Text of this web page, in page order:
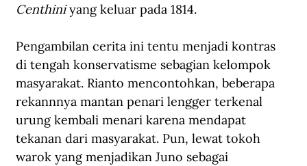
Centhini yang keluar pada 1814.
Pengambilan cerita ini tentu menjadi kontras
di tengah konservatisme sebagian kelompok
masyarakat. Rianto mencontohkan, beberapa
rekannnya mantan penari lengger terkenal
urung kembali menari karena mendapat
tekanan dari masyarakat. Pun, lewat tokoh
warok yang menjadikan Juno sebagai